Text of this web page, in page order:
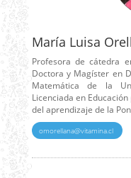
María Luisa
Profesora de cátedra
Doctora y Magíster en
Matemática de la
Licenciada en
del aprendizaje de la
omorellana@vitamina.cl